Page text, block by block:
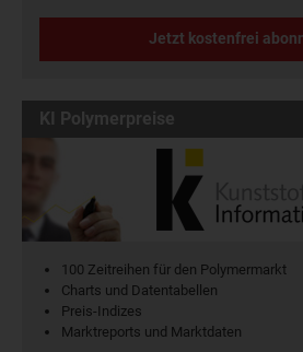
Jetzt kostenfrei
KI Polymerpreise
100 Zeitreihen für den Polymermarkt
Charts und Datentabellen
Preis-Indizes
Marktreports und Marktdaten